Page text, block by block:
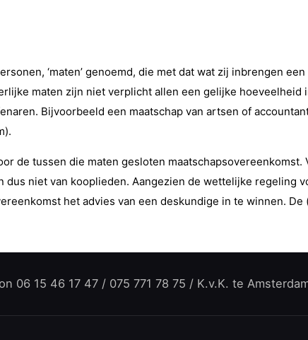
‘maten’ genoemd, die met dat wat zij inbrengen
maten zijn niet verplicht allen een gelijke hoeveelheid
Bijvoorbeeld een maatschap van artsen of
de tussen die maten gesloten maatschapsovereenkomst.
niet van kooplieden. Aangezien de wettelijke regeling
het advies van een deskundige in te winnen.
06 15 46 17 47 / 075 771 78 75 / K.v.K. te